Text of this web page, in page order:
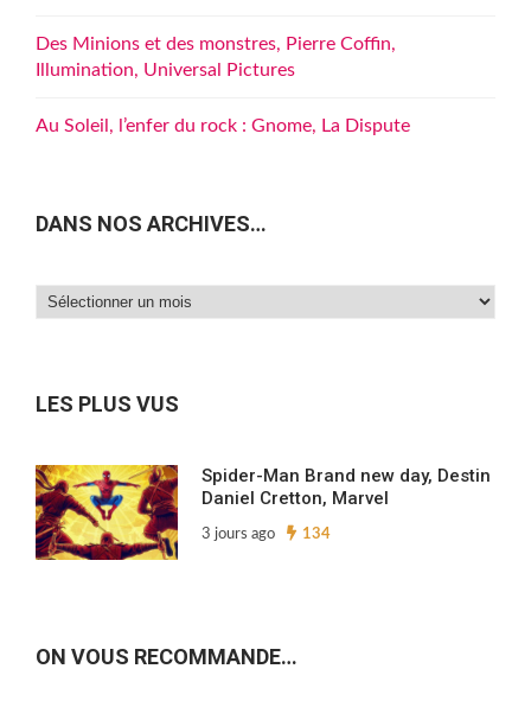
Des Minions et des monstres, Pierre Coffin,
Illumination, Universal Pictures
Au Soleil, l’enfer du rock : Gnome, La Dispute
DANS NOS ARCHIVES…
Dans
LES PLUS VUS
Spider-Man Brand new day, Destin
Daniel Cretton, Marvel
3 jours ago 134
ON VOUS RECOMMANDE…